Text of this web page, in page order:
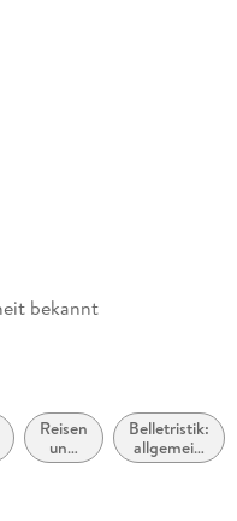
bekannt
Reisen
und
Urlaub
Belletristik:
allgemein
und